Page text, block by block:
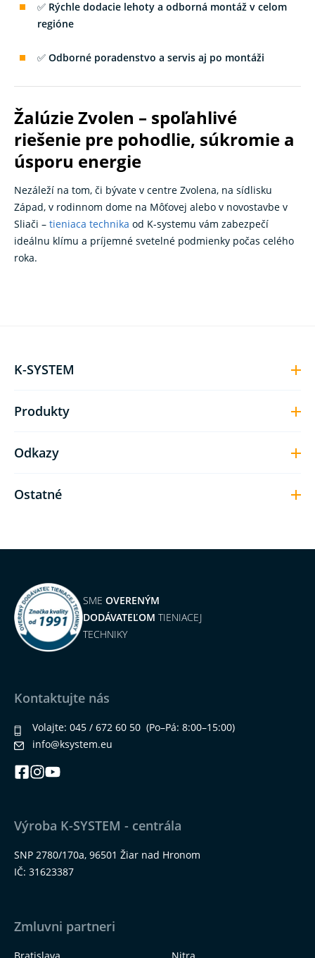
✅ Rýchle dodacie lehoty a odborná montáž v celom
regióne
✅Odborné poradenstvo a servis aj po montáži
Žalúzie Zvolen – spoľahlivé
riešenie pre pohodlie, súkromie a
úsporu energie
Nezáleží na tom, či bývate v centre Zvolena, na sídlisku
Západ, v rodinnom dome na Môťovej alebo v novostavbe v
Sliači – tieniaca technika od K-systemu vám zabezpečí
ideálnu klímu a príjemné svetelné podmienky počas celého
roka.
K-SYSTEM
Produkty
Odkazy
Ostatné
SME OVERENÝM
DODÁVATEĽOM TIENIACEJ
TECHNIKY
Kontaktujte nás
Volajte: 045 / 672 60 50 (Po–Pá: 8:00–15:00)
info@ksystem.eu
Výroba K-SYSTEM - centrála
SNP 2780/170a, 96501 Žiar nad Hronom
IČ: 31623387
Zmluvni partneri